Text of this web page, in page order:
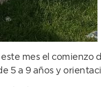
mes el comienzo
5 a 9 años y